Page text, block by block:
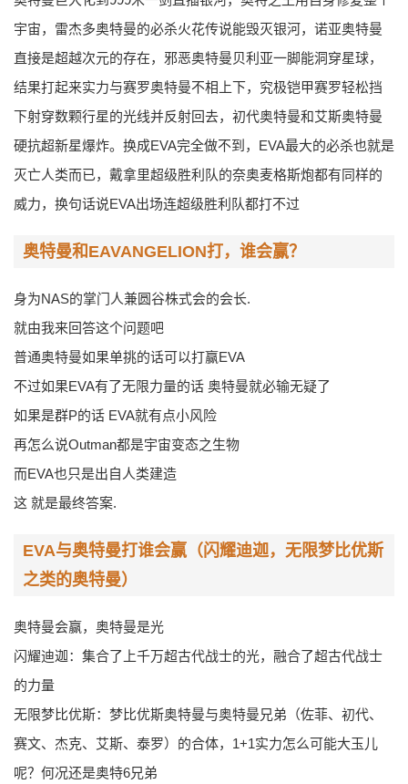
宇宙，雷杰多奥特曼的必杀火花传说能毁灭银河，诺亚奥特曼
直接是超越次元的存在，邪恶奥特曼贝利亚一脚能洞穿星球，
结果打起来实力与赛罗奥特曼不相上下，究极铠甲赛罗轻松挡
下射穿数颗行星的光线并反射回去，初代奥特曼和艾斯奥特曼
硬抗超新星爆炸。换成EVA完全做不到，EVA最大的必杀也就是
灭亡人类而已，戴拿里超级胜利队的奈奥麦格斯炮都有同样的
威力，换句话说EVA出场连超级胜利队都打不过
奥特曼和EAVANGELION打，谁会赢？
身为NAS的掌门人兼圆谷株式会的会长.
就由我来回答这个问题吧
普通奥特曼如果单挑的话可以打赢EVA
不过如果EVA有了无限力量的话 奥特曼就必输无疑了
如果是群P的话 EVA就有点小风险
再怎么说Outman都是宇宙变态之生物
而EVA也只是出自人类建造
这 就是最终答案.
EVA与奥特曼打谁会赢（闪耀迪迦，无限梦比优斯
之类的奥特曼）
奥特曼会赢，奥特曼是光
闪耀迪迦：集合了上千万超古代战士的光，融合了超古代战士
的力量
无限梦比优斯：梦比优斯奥特曼与奥特曼兄弟（佐菲、初代、
赛文、杰克、艾斯、泰罗）的合体，1+1实力怎么可能大玉儿
呢？何况还是奥特6兄弟